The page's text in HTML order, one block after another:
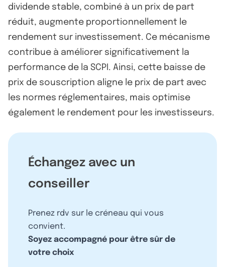
dividende stable, combiné à un prix de part
réduit, augmente proportionnellement le
rendement sur investissement. Ce mécanisme
contribue à améliorer significativement la
performance de la SCPI. Ainsi, cette baisse de
prix de souscription aligne le prix de part avec
les normes réglementaires, mais optimise
également le rendement pour les investisseurs.
Échangez avec un
conseiller
Prenez rdv sur le créneau qui vous
convient.
Soyez accompagné pour être sûr de
votre choix